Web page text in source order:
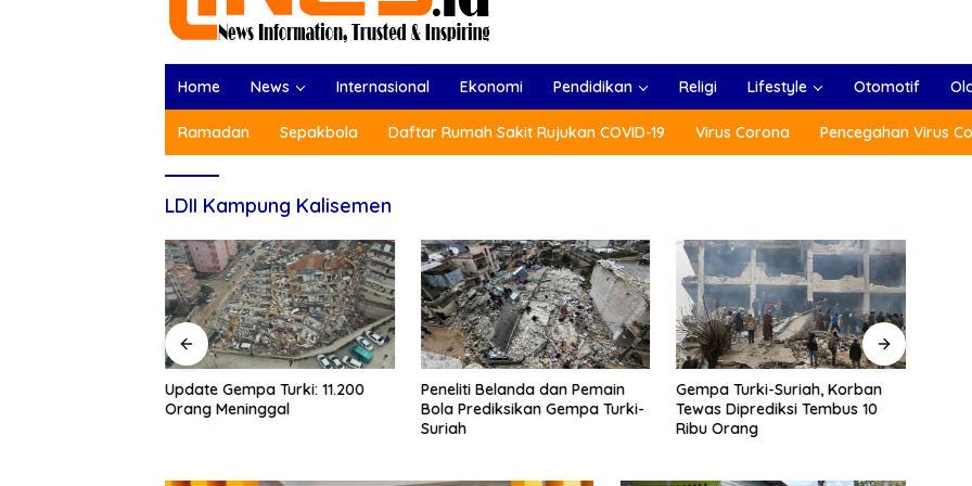
Home News Internasional Ekonomi Pendidikan Religi Lifestyle Otomotif
Ramadan Sepakbola Daftar Rumah Sakit Rujukan COVID-19 Virus Corona Pencegahan Virus
LDII Kampung Kalisemen
Update Gempa Turki: 11.200
Orang Meninggal
Peneliti Belanda dan Pemain
Bola Prediksikan Gempa Turki-
Suriah
Gempa Turki-Suriah, Korban
Tewas Diprediksi Tembus 10
Ribu Orang